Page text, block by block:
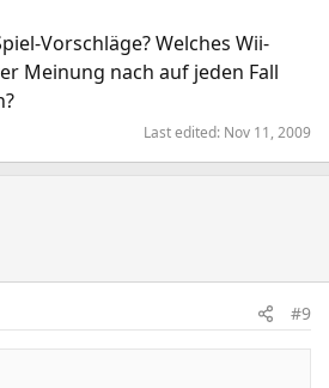
Vorschläge? Welches Wii-
Meinung nach auf jeden Fall
Last edited: Nov 11, 2009
#9